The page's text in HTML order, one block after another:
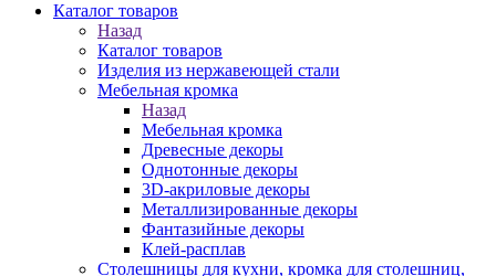
Каталог товаров
Назад
Каталог товаров
Изделия из нержавеющей стали
Мебельная кромка
Назад
Мебельная кромка
Древесные декоры
Однотонные декоры
3D-акриловые декоры
Металлизированные декоры
Фантазийные декоры
Клей-расплав
Столешницы для кухни, кромка для столешниц,